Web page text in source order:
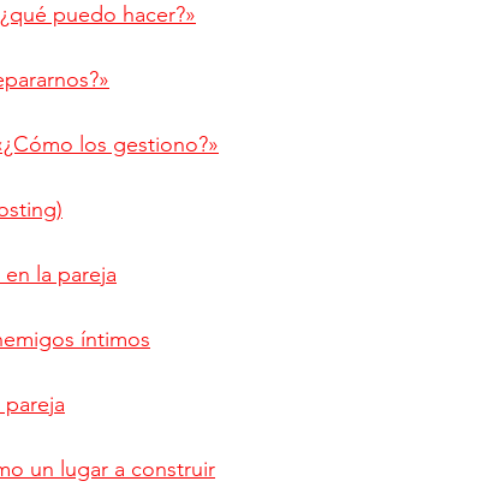
puedo hacer?»
los gestiono?»
la pareja
íntimos
un lugar a construir